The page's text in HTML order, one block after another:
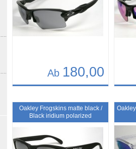
Ab 180,00
Art.-Nr.: 10374 Art.-
Oakley Frogskins matte black /
Black iridium polarized